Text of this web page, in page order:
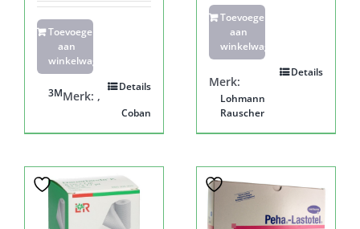
Toevoegen
aan
winkelwagen
Details
Merk:
3M ,
Coban
Toevoegen
aan
winkelwagen
Details
Merk:
Lohmann
Rauscher